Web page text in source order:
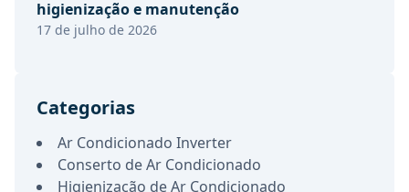
higienização e manutenção
17 de julho de 2026
Categorias
Ar Condicionado Inverter
Conserto de Ar Condicionado
Higienização de Ar Condicionado